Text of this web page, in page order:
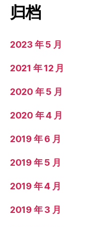
归档
2023 年 5 月
2021 年 12 月
2020 年 5 月
2020 年 4 月
2019 年 6 月
2019 年 5 月
2019 年 4 月
2019 年 3 月